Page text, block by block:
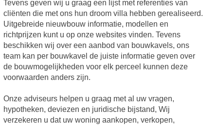
Tevens geven wij u graag een lijst met referenties van
cliënten die met ons hun droom villa hebben gerealiseerd.
Uitgebreide nieuwbouw informatie, modellen en
richtprijzen kunt u op onze websites vinden. Tevens
beschikken wij over een aanbod van bouwkavels, ons
team kan per bouwkavel de juiste informatie geven over
de bouwmogelijkheden voor elk perceel kunnen deze
voorwaarden anders zijn.
Onze adviseurs helpen u graag met al uw vragen,
hypotheken, deviezen en juridische bijstand, Wij
verzekeren u dat uw woning aankopen, verkopen,